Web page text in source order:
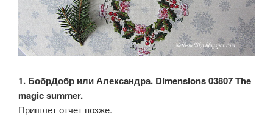
1. БобрДобр или Александра. Dimensions 03807 The
magic summer.
Пришлет отчет позже.